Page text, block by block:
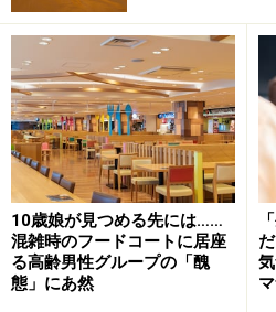
先日、エミさんが冷蔵庫を開
つだけあった。賞味期限も切
「鉄板焼きをして最後にやき
母に提案すると、『ひとつし
10歳娘が見つめる先には……
混雑時のフードコートに居座
る高齢男性グループの「醜
態」にあ然